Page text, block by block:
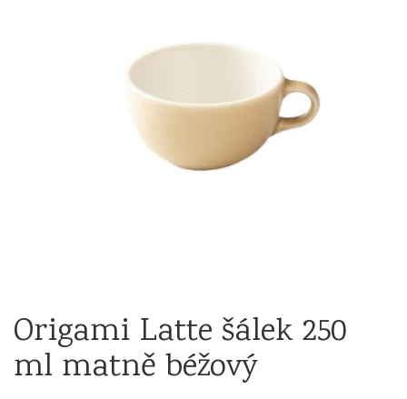
Origami Latte šálek 250
ml matně béžový